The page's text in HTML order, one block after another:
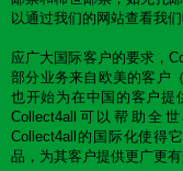
以通过我们的网站查看我们
应广大国际客户的要求，
部分业务来自欧美的客户（
也开始为在中国的客户提
Collect4all可以帮助全
Collect4all的国际化使得
品，为其客户提供更广更有